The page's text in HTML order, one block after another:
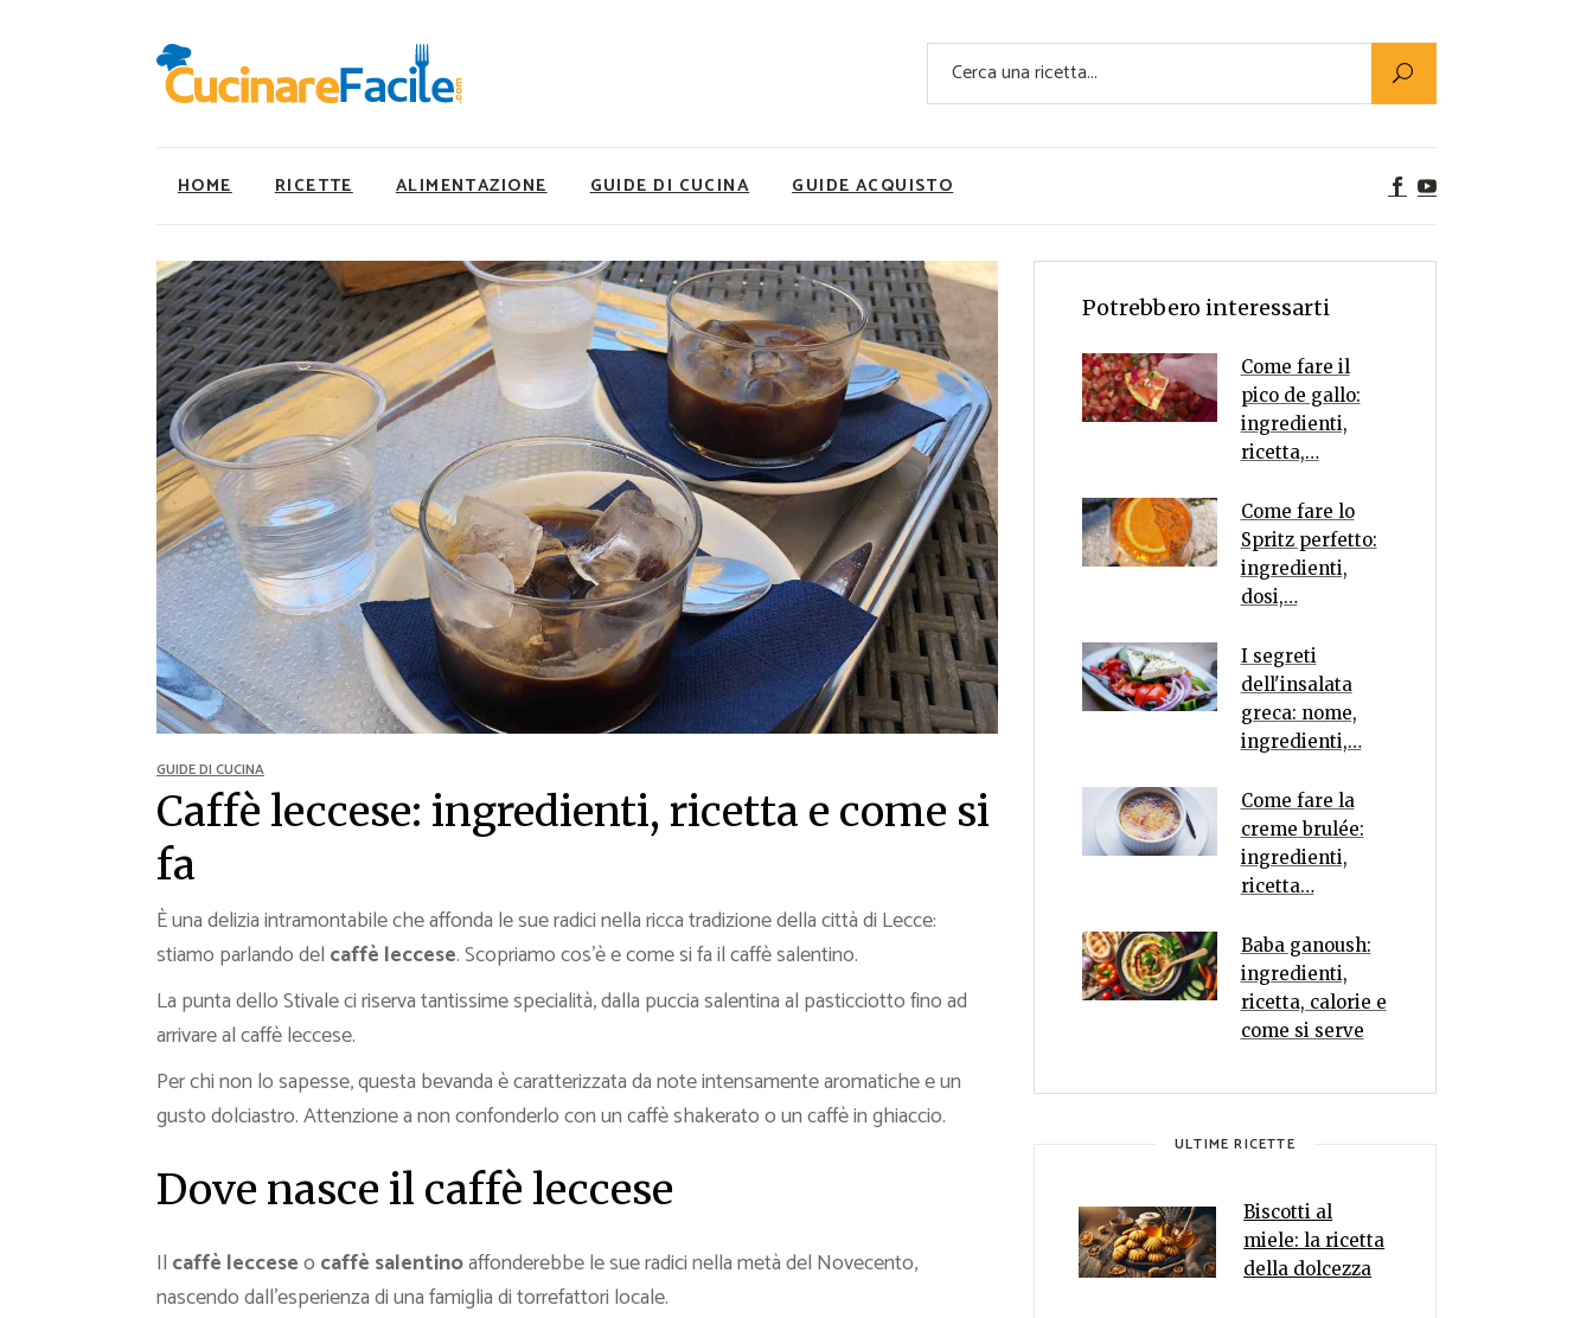
Cerca
HOME RICETTE
Ricette Facili e Veloci
Ricette Primi Piatti
Ricette Antipasti
Ricette Dolci
Ricette Carne
Ricette Secondi
Ricette Pizze e Rustici
Ricette Contorni
Ricette Piatti unici
Ricette Pesce
Video Ricette
Ricette per Ingrediente
ALIMENTAZIONE
Utility
Super Alimenti
Nutrizionista a tavola
Ricette Vegetariane
Ricette Vegane
Rumors
GUIDE DI CUCINA GUIDE ACQUISTO
Ricette Facili e Veloci
Ricette Primi Piatti
Ricette Dolci
Ricette Carne
Ricette Secondi
Ricette Pizze e Rustici
Ricette Contorni
Ricette Piatti unici
Ricette Pesce
Video Ricette
Ricette per Ingrediente
Utility
Super Alimenti
Ricette Vegetariane
Rumors
GUIDE DI CUCINA
Caffè leccese: ingredienti, ricetta e come si
fa
È una delizia intramontabile che affonda le sue radici nella ricca tradizione della città di Lecce:
stiamo parlando del caffè leccese. Scopriamo cos’è e come si fa il caffè salentino.
La punta dello Stivale ci riserva tantissime specialità, dalla puccia salentina al pasticciotto fino ad
arrivare al caffè leccese.
Per chi non lo sapesse, questa bevanda è caratterizzata da note intensamente aromatiche e un
gusto dolciastro. Attenzione a non confonderlo con un caffè shakerato o un caffè in ghiaccio.
Dove nasce il caffè leccese
Il caffè lecceseo caffè salentinoaffonderebbe le sue radici nella metà del Novecento,
nascendo dall’esperienza di una famiglia di torrefattori locale.
Potrebbero interessarti
Come fare il
pico de gallo:
ingredienti,
ricetta,…
Come fare lo
Spritz perfetto:
ingredienti,
dosi,…
I segreti
dell'insalata
greca: nome,
ingredienti,…
Come fare la
creme brulée:
ingredienti,
ricetta…
Baba ganoush:
ingredienti,
ricetta, calorie e
come si serve
ULTIME RICETTE
Biscotti al
miele: la ricetta
della dolcezza